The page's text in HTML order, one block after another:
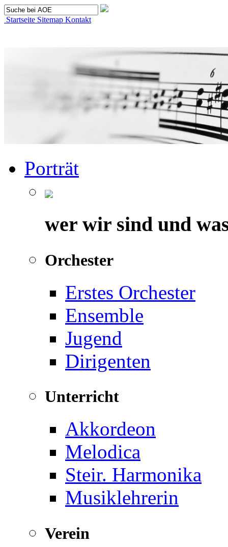
Startseite Sitemap Kontakt
Porträt
wer wir sind und
Orchester
Erstes Orchester
Ensemble
Jugend
Dirigenten
Unterricht
Akkordeon
Melodica
Steir. Harmonika
Musiklehrerin
Verein